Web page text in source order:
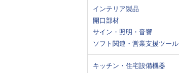
インテリア製品
開口部材
サイン・照明・音響
ソフト関連・営業支援ツール
キッチン・住宅設備機器